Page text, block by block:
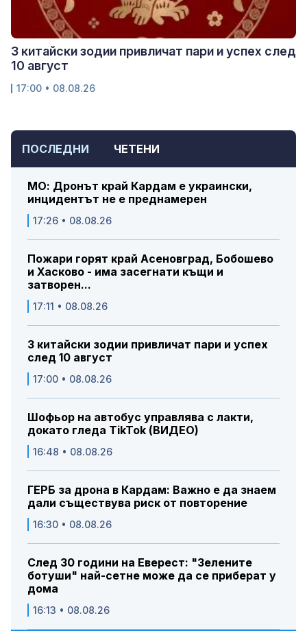
ПОСЛЕДНИ ЧЕТЕНИ
МО: Дронът край Кардам е украински,
инцидентът не е преднамерен
17:26 • 08.08.26
Пожари горят край Асеновград, Бобошево
и Хасково - има засегнати къщи и
затворен...
17:11 • 08.08.26
3 китайски зодии привличат пари и успех
след 10 август
17:00 • 08.08.26
Шофьор на автобус управлява с лакти,
докато гледа TikTok (ВИДЕО)
16:48 • 08.08.26
ГЕРБ за дрона в Кардам: Важно е да знаем
дали съществува риск от повторение
16:30 • 08.08.26
След 30 години на Еверест: "Зелените
ботуши" най-сетне може да се приберат у
дома
16:13 • 08.08.26
3 китайски зодии привличат пари и успех след
10 август
17:00 • 08.08.26